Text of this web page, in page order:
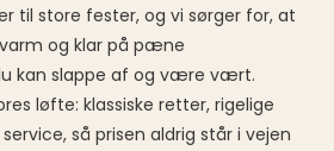
til store fester, og vi sørger for, at
og klar på pæne
kan slappe af og være vært.
løfte: klassiske retter, rigelige
så prisen aldrig står i vejen